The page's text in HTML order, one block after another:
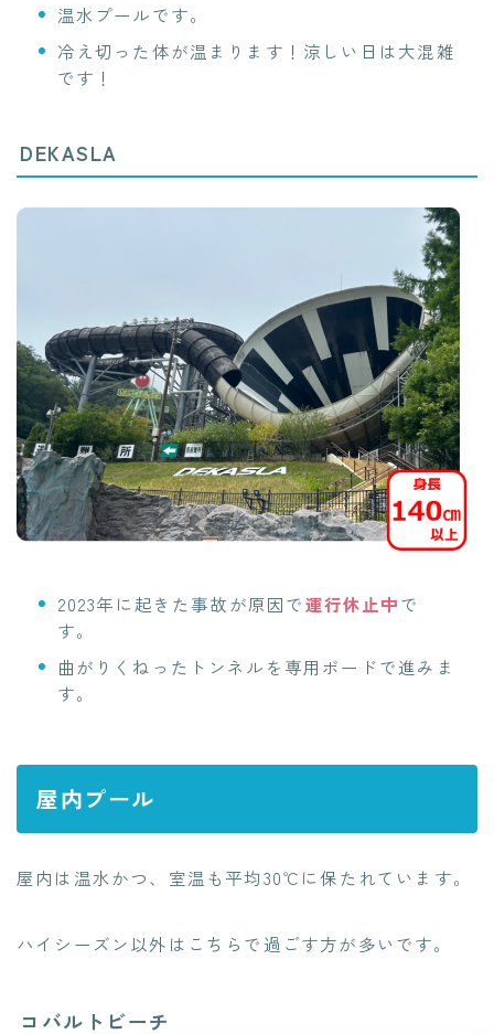
温水プールです。
冷え切った体が温まります！涼しい日は大混雑
です！
DEKASLA
2023年に起きた事故が原因で運行休止中で
す。
曲がりくねったトンネルを専用ボードで進みま
す。
屋内プール
屋内は温水かつ、室温も平均30℃に保たれています。
ハイシーズン以外はこちらで過ごす方が多いです。
コバルトビーチ